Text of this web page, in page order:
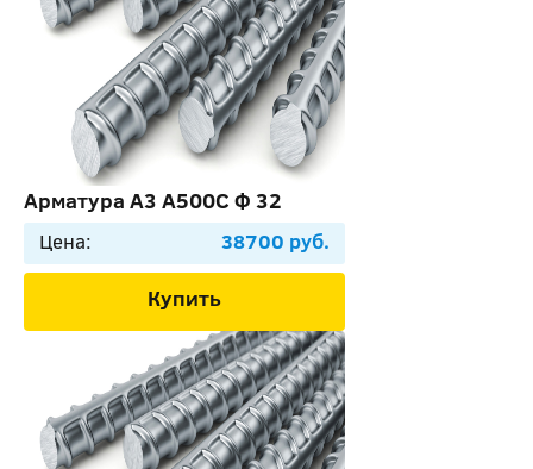
Арматура А3 А500С Ф 32
Цена: 38700 руб.
Купить